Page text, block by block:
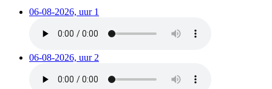
06-08-2026, uur 1
06-08-2026, uur 2